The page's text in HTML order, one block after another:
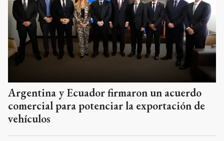
Argentina y Ecuador firmaron un acuerdo
comercial para potenciar la exportación de
vehículos